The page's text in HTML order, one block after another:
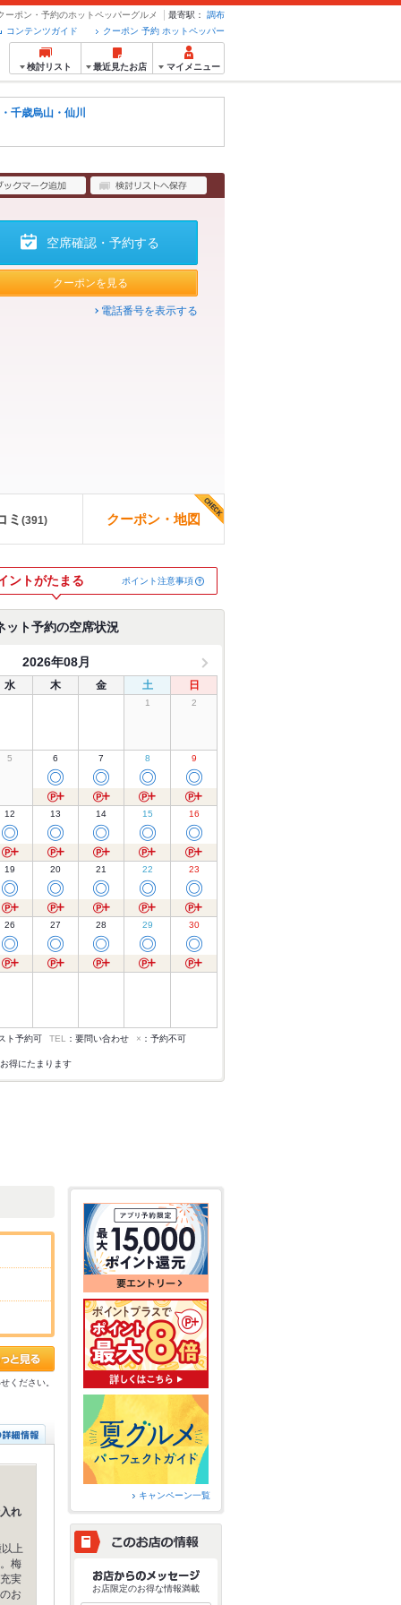
ーポン・予約のホットペッパーグルメ 最寄駅：
調布
クーポン 予約 ホットペッパー
コンテンツガイド
検討リスト 最近見たお店 マイメニュー
千歳烏山・仙川
空席確認・予約する
クーポンを見る
電話番号を表示する
ミ (391) クーポン・地図
ントがたまる ポイント注意事項
ット予約の空席状況
2026年08月
水 木 金 土 日
1 2
5 6
◎
7
◎
8
◎
9
◎
12
◎
13
◎
14
◎
15
◎
16
◎
19
◎
20
◎
21
◎
22
◎
23
◎
26
◎
27
◎
28
◎
29
◎
30
◎
ト予約可 TEL ：要問い合わせ × ：予約不可
得にたまります
ください。
れ
上
梅
実
お
キャンペーン一覧
お店限定のお得な情報満載